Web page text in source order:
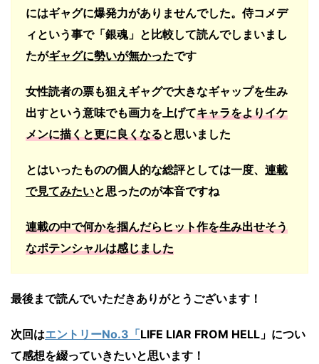
にはギャグに爆発力がありませんでした。 侍コメデ
ィという事で「銀魂」と比較して読んでしまいまし
たがギャグに勢いが無かったです
女性読者の票も狙えギャグで大きなギャップを生み
出すという意味でも画力を上げてキャラをよりイケ
メンに描くと更に良くなると思いました
とはいったものの個人的な総評としては一度、 連載
で見てみたいと思ったのが本音ですね
連載の中で何かを掴んだらヒット作を生み出せそう
なポテンシャルは感じました
最後まで読んでいただきありがとうございます！
次回はエントリーNo.3「LIFE LIAR FROM HELL 」につい
て感想を綴っていきたいと思います！